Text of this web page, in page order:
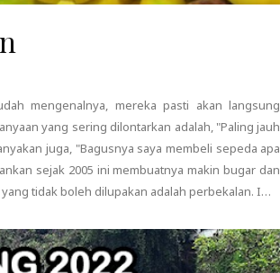
mengenalnya, mereka pasti akan langsung
yang sering dilontarkan adalah, "Paling jauh
juga, "Bagusnya saya membeli sepeda apa
sejak 2005 ini membuatnya makin bugar dan
tidak boleh dilupakan adalah perbekalan. I…